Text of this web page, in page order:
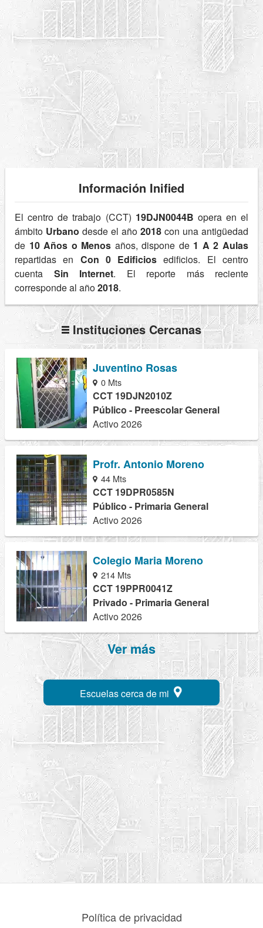
Información Inified
El centro de trabajo (CCT) 19DJN0044B opera en el
ámbito Urbano desde el año 2018 con una antigüedad
de 10 Años o Menos años, dispone de 1 A 2 Aulas
repartidas en Con 0 Edificios edificios. El centro
cuenta Sin Internet. El reporte más reciente
corresponde al año2018.
Instituciones Cercanas
Juventino Rosas
0 Mts
CCT 19DJN2010Z
Público - Preescolar General
Activo 2026
Profr. Antonio Moreno
44 Mts
CCT 19DPR0585N
Público - Primaria General
Activo 2026
Colegio Maria Moreno
214 Mts
CCT 19PPR0041Z
Privado - Primaria General
Activo 2026
Ver más
Escuelas cerca de mi
Política de privacidad